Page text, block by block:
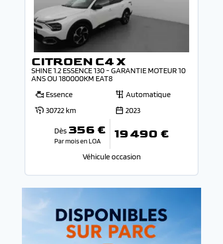
CITROEN C4 X
SHINE 1.2 ESSENCE 130 - GARANTIE MOTEUR 10
ANS OU 180000KM EAT8
Essence
Automatique
30722 km
2023
Dès 356 €
Par mois en LOA 19 490 €
Véhicule occasion